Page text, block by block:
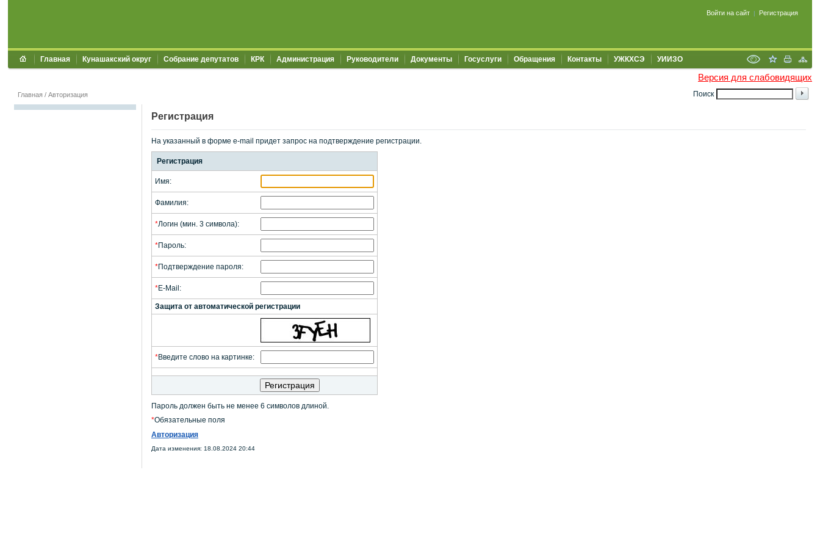
Войти на сайт | Регистрация
Главная Кунашакский округ Собрание депутатов КРК Администрация Руководители Документы Госуслуги Обращения Контакты УЖКХСЭ УИИЗО
Версия для слабовидящих
Поиск
Главная / Авторизация
Регистрация
На указанный в форме e-mail придет запрос на подтверждение регистрации.
Регистрация
Имя:
Фамилия:
*Логин (мин. 3 символа):
*Пароль:
*Подтверждение пароля:
*E-Mail:
Защита от автоматической регистрации
*Введите слово на картинке:
Пароль должен быть не менее 6 символов длиной.
*Обязательные поля
Авторизация
Дата изменения: 18.08.2024 20:44